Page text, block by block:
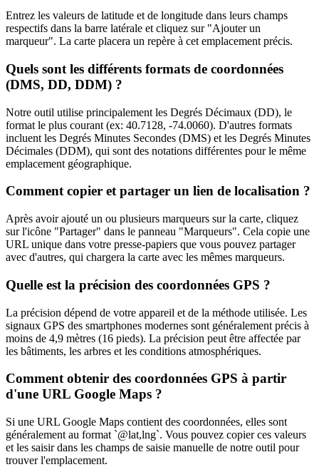
Entrez les valeurs de latitude et de longitude dans leurs champs
respectifs dans la barre latérale et cliquez sur "Ajouter un
marqueur". La carte placera un repère à cet emplacement précis.
Quels sont les différents formats de coordonnées
(DMS, DD, DDM) ?
Notre outil utilise principalement les Degrés Décimaux (DD), le
format le plus courant (ex: 40.7128, -74.0060). D'autres formats
incluent les Degrés Minutes Secondes (DMS) et les Degrés Minutes
Décimales (DDM), qui sont des notations différentes pour le même
emplacement géographique.
Comment copier et partager un lien de localisation ?
Après avoir ajouté un ou plusieurs marqueurs sur la carte, cliquez
sur l'icône "Partager" dans le panneau "Marqueurs". Cela copie une
URL unique dans votre presse-papiers que vous pouvez partager
avec d'autres, qui chargera la carte avec les mêmes marqueurs.
Quelle est la précision des coordonnées GPS ?
La précision dépend de votre appareil et de la méthode utilisée. Les
signaux GPS des smartphones modernes sont généralement précis à
moins de 4,9 mètres (16 pieds). La précision peut être affectée par
les bâtiments, les arbres et les conditions atmosphériques.
Comment obtenir des coordonnées GPS à partir
d'une URL Google Maps ?
Si une URL Google Maps contient des coordonnées, elles sont
généralement au format `@lat,lng`. Vous pouvez copier ces valeurs
et les saisir dans les champs de saisie manuelle de notre outil pour
trouver l'emplacement.